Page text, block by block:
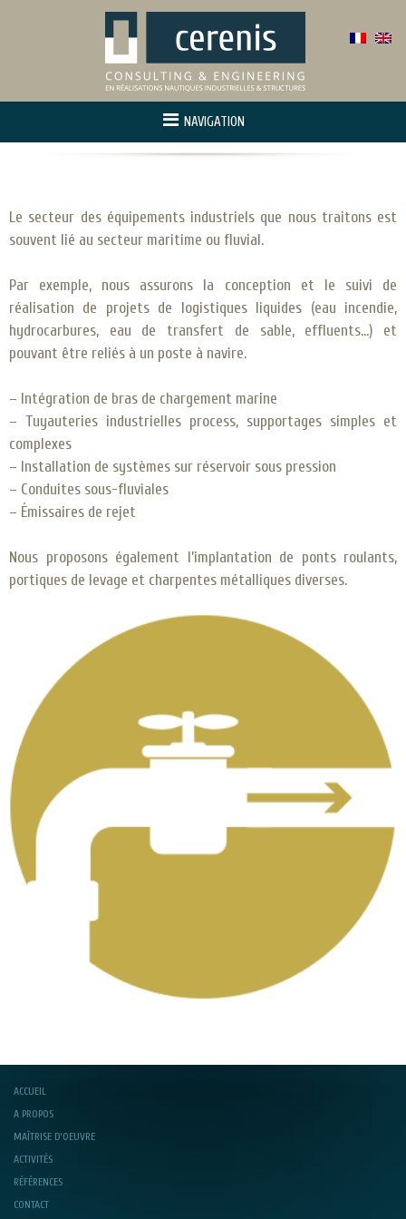
NAVIGATION
Activité
R&D – Innovation
Références
Contact
Le secteur des équipements industriels que nous traitons est
souvent lié au secteur maritime ou fluvial.
Par exemple, nous assurons la conception et le suivi de
réalisation de projets de logistiques liquides (eau incendie,
hydrocarbures, eau de transfert de sable, effluents…) et
pouvant être reliés à un poste à navire.
– Intégration de bras de chargement marine
– Tuyauteries industrielles process, supportages simples et
complexes
– Installation de systèmes sur réservoir sous pression
– Conduites sous-fluviales
– Émissaires de rejet
Nous proposons également l’implantation de ponts roulants,
portiques de levage et charpentes métalliques diverses.
ACCUEIL
A PROPOS
MAÎTRISE D’OEUVRE
ACTIVITÉS
RÉFÉRENCES
CONTACT